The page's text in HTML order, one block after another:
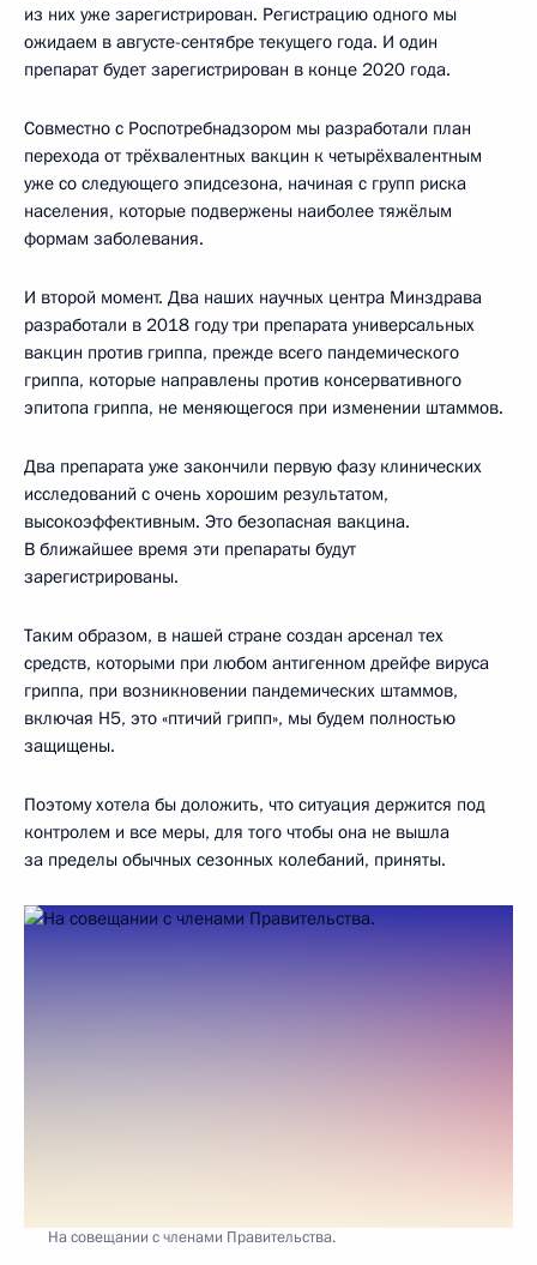
из них уже зарегистрирован. Регистрацию одного мы
ожидаем в августе-сентябре текущего года. И один
препарат будет зарегистрирован в конце 2020 года.
Совместно с Роспотребнадзором мы разработали план
перехода от трёхвалентных вакцин к четырёхвалентным
уже со следующего эпидсезона, начиная с групп риска
населения, которые подвержены наиболее тяжёлым
формам заболевания.
И второй момент. Два наших научных центра Минздрава
разработали в 2018 году три препарата универсальных
вакцин против гриппа, прежде всего пандемического
гриппа, которые направлены против консервативного
эпитопа гриппа, не меняющегося при изменении штаммов.
Два препарата уже закончили первую фазу клинических
исследований с очень хорошим результатом,
высокоэффективным. Это безопасная вакцина.
В ближайшее время эти препараты будут
зарегистрированы.
Таким образом, в нашей стране создан арсенал тех
средств, которыми при любом антигенном дрейфе вируса
гриппа, при возникновении пандемических штаммов,
включая H5, это «птичий грипп», мы будем полностью
защищены.
Поэтому хотела бы доложить, что ситуация держится под
контролем и все меры, для того чтобы она не вышла
за пределы обычных сезонных колебаний, приняты.
На совещании с членами Правительства.